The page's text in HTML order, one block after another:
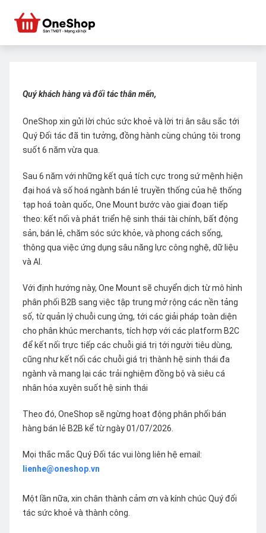
Quý khách hàng và đối tác thân mến,
OneShop xin gửi lời chúc sức khoẻ và lời tri ân sâu sắc tới
Quý Đối tác đã tin tưởng, đồng hành cùng chúng tôi trong
suốt 6 năm vừa qua.
Sau 6 năm với những kết quả tích cực trong sứ mệnh hiện
đại hoá và số hoá ngành bán lẻ truyền thống của hệ thống
tạp hoá toàn quốc, One Mount bước vào giai đoạn tiếp
theo: kết nối và phát triển hệ sinh thái tài chính, bất động
sản, bán lẻ, chăm sóc sức khỏe, và phong cách sống,
thông qua việc ứng dụng sâu năng lực công nghệ, dữ liệu
và AI.
Với định hướng này, One Mount sẽ chuyển dịch từ mô hình
phân phối B2B sang việc tập trung mở rộng các nền tảng
số, từ quản lý chuỗi cung ứng, tới các giải pháp toàn diện
cho phân khúc merchants, tích hợp với các platform B2C
để kết nối trực tiếp các chuỗi giá trị tới người tiêu dùng,
cũng như kết nối các chuỗi giá trị thành hệ sinh thái đa
ngành và mang lại các trải nghiệm đồng bộ và siêu cá
nhân hóa xuyên suốt hệ sinh thái
Theo đó, OneShop sẽ ngừng hoạt động phân phối bán
hàng bán lẻ B2B kể từ ngày 01/07/2026.
Mọi thắc mắc Quý Đối tác vui lòng liên hệ email:
lienhe@oneshop.vn
Một lần nữa, xin chân thành cảm ơn và kính chúc Quý đối
tác sức khoẻ và thành công.